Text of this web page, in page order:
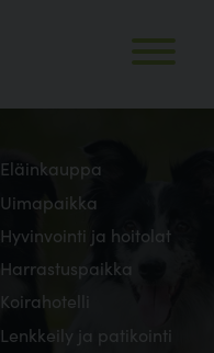
Eläinkauppa
Uimapaikka
Hyvinvointi ja hoitolat
Harrastuspaikka
Koirahotelli
Lenkkeily ja patikointi